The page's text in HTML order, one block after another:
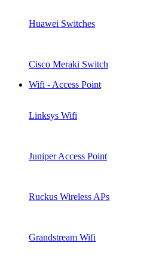
Huawei Switches
Cisco Meraki Switch
Wifi - Access Point
Linksys Wifi
Juniper Access Point
Ruckus Wireless APs
Grandstream Wifi